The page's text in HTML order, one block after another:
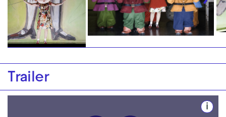
Trailer
i